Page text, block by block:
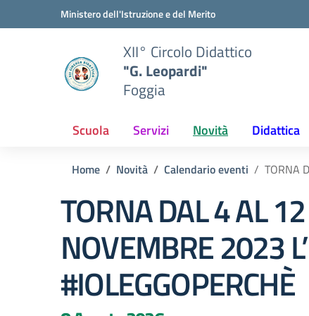
Vai ai contenuti
Vai al menu di navigazioneMinistero dell'Istruzione e del Merito
XII° Circolo Didattico
"G. Leopardi"
Foggia
Scuola Servizi Novità Didattica
Home Novità Calendario eventi TORNA
TORNA DAL 4 AL 12
NOVEMBRE 2023
#IOLEGGOPERCHÈ